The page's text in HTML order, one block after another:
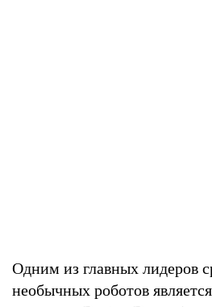
Одним из главных лидеров
необычных роботов